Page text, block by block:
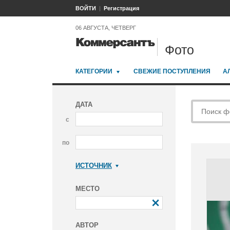
ВОЙТИ Регистрация
06 АВГУСТА, ЧЕТВЕРГ
Фото
КАТЕГОРИИ СВЕЖИЕ ПОСТУПЛЕНИЯ
ДАТА
с
по
ИСТОЧНИК
МЕСТО
АВТОР